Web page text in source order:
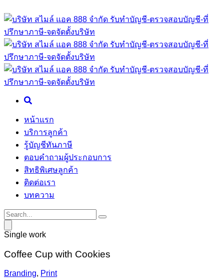
หน้าแรก
บริการลูกค้า
รู้บัญชีทันภาษี
ตอบคำถามผู้ประกอบการ
สิทธิพิเศษลูกค้า
ติดต่อเรา
บทความ
Single work
Coffee Cup with Cookies
Branding, Print